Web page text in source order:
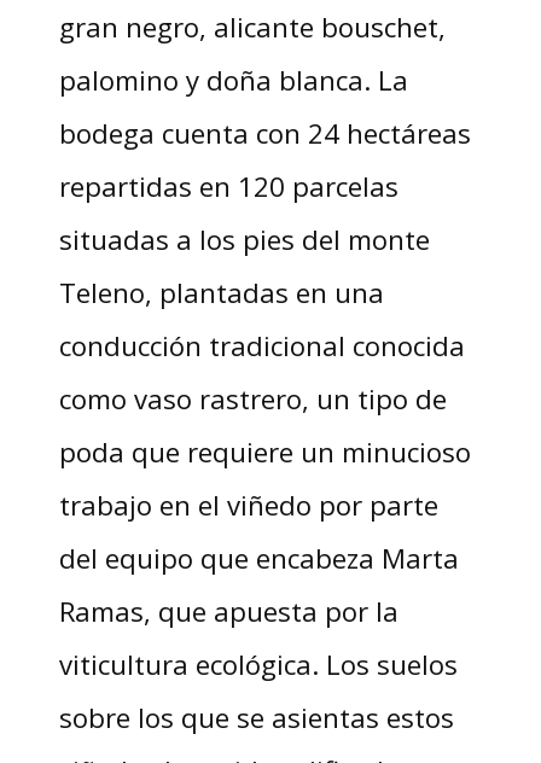
gran negro, alicante bouschet,
palomino y doña blanca. La
bodega cuenta con 24 hectáreas
repartidas en 120 parcelas
situadas a los pies del monte
Teleno, plantadas en una
conducción tradicional conocida
como vaso rastrero, un tipo de
poda que requiere un minucioso
trabajo en el viñedo por parte
del equipo que encabeza Marta
Ramas, que apuesta por la
viticultura ecológica. Los suelos
sobre los que se asientas estos